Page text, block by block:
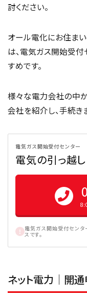
討ください。
オール電化にお住ま
は、電気ガス開始受付
すめです。
様々な電力会社の中
会社を紹介し、手続き
電気ガス開始受付センター
電気の引っ越
電気ガス開始受付セン
スです。
ネット電力｜開